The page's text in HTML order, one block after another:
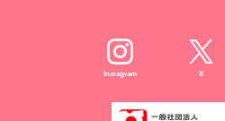
８. Cookie（クッキー）等の利用につ
当社のウェブサイトでは、お客様に
Instagram X